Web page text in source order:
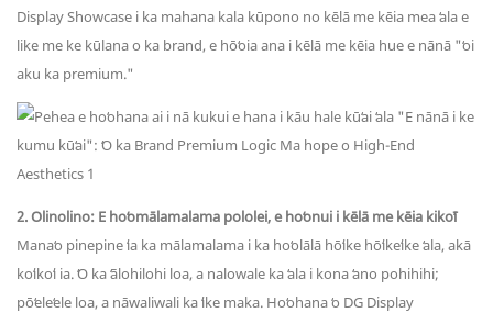
Display Showcase i ka mahana kala kūpono no kēlā me kēia mea ʻala e
like me ke kūlana o ka brand, e hōʻoia ana i kēlā me kēia hue e nānā "ʻoi
aku ka premium."
2. Olinolino: E hoʻomālamalama pololei, e hoʻonui i kēlā me kēia kikoʻī
Manaʻo pinepine ʻia ka mālamalama i ka hoʻolālā hōʻike hōʻikeʻike ʻala, akā
koʻikoʻi ia. ʻO ka ʻālohilohi loa, a nalowale ka ʻala i kona ʻano pohihihi;
pōʻeleʻele loa, a nāwaliwali ka ʻike maka. Hoʻohana ʻo DG Display